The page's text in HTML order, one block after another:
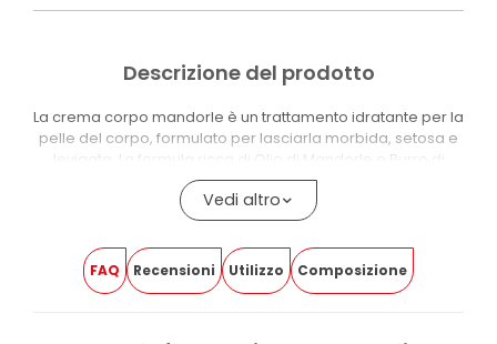
Descrizione del prodotto
La crema corpo mandorle è un trattamento idratante per la
pelle del corpo, formulato per lasciarla morbida, setosa e
levigata. La formula ricca di Olio di Mandorle e Burro di
Karité avvolge la pelle con un delicato aroma di mandorle
e dona un effetto seta.
naturali o di origine naturale. Olio di Mandorle e Burro di
Karité sostengono l’azione idratante ed emolliente, con
Vedi altro
FAQ Recensioni Utilizzo Composizione